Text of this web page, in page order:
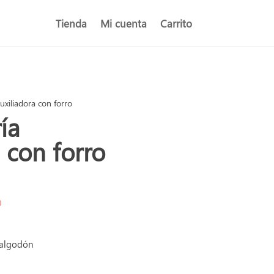
Tienda Mi cuenta Carrito
con forro
forro